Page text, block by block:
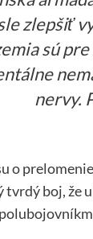
zlepšiť
sú
nervy.
o
tvrdý boj, že